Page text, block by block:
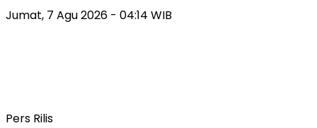
Jumat, 7 Agu 2026 - 04:14 WIB
Pers Rilis